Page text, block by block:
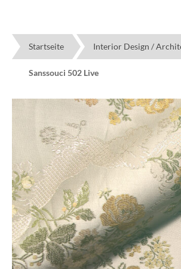
Startseite Interior Design /
Sanssouci 502 Live